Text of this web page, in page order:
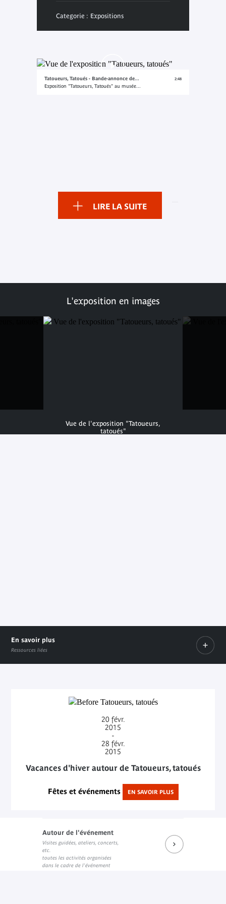
Categorie : Expositions
Tatoueurs, Tatoués - Bande-annonce de...
Exposition "Tatoueurs, Tatoués" au musée...
2:48
LIRE LA SUITE
L'exposition en images
Vue de l'exposition "Tatoueurs,
tatoués"
En savoir plus
Ressources liées
Catalogue de l'exposition
20 févr.
2015
-
28 févr.
2015
Vacances d'hiver autour de Tatoueurs, tatoués
Fêtes et événements EN SAVOIR PLUS
Autour de l'événement
Visites guidées, ateliers, concerts,
etc.
toutes les activités organisées
dans le cadre de l'événement